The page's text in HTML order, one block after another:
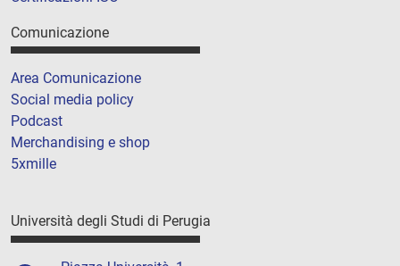
Comunicazione
Area Comunicazione
Social media policy
Podcast
Merchandising e shop
5xmille
Università degli Studi di Perugia